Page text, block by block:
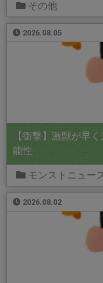
その他
2026.08.05
【衝撃】激獣が早
能性
モンストニュー
2026.08.02